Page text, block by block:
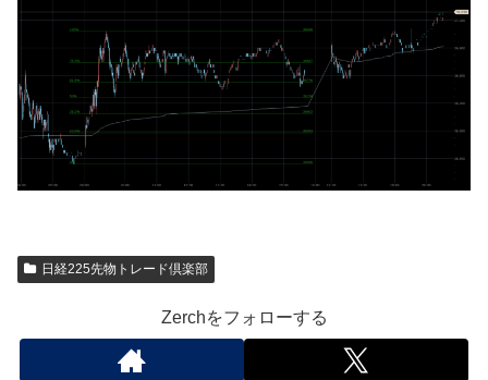
日経225先物トレード倶楽部
Zerchをフォローする